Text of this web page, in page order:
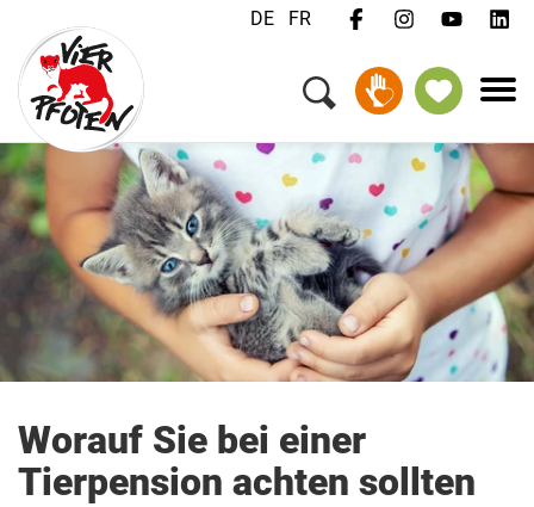
DE FR
Worauf Sie bei einer
Tierpension achten sollten
Menü
Kampagnen & Themen
Tiere
Unterstützen
Über uns
Jobs
Medien
FAQ
Newsletter
Spenden